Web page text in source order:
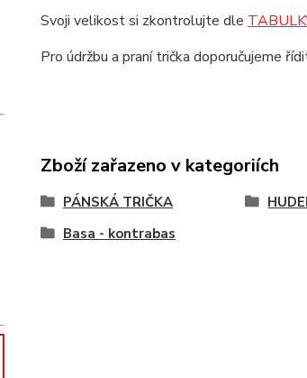
Svoji velikost si zkontrolujte dle
Pro údržbu a praní trička doporučujeme
Zboží zařazeno v kategoriích
PÁNSKÁ TRIČKA
Basa - kontrabas